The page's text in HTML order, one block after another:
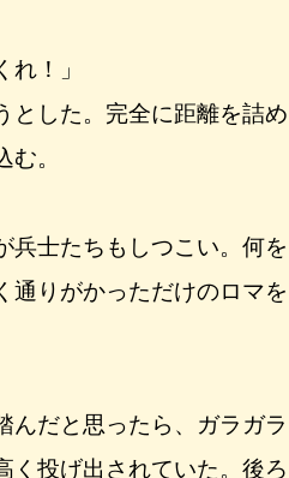
！」
した。完全に距離を詰め
。
士たちもしつこい。何を
通りがかっただけのロマを
だと思ったら、ガラガラ
く投げ出されていた。後ろ